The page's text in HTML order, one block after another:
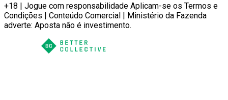
+18 | Jogue com responsabilidade Aplicam-se os Termos e
Condições | Conteúdo Comercial | Ministério da Fazenda
adverte: Aposta não é investimento.